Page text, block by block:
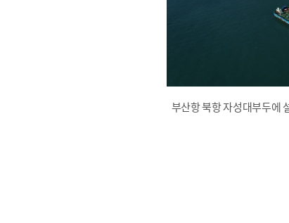
부산항 북항 자성대부두에